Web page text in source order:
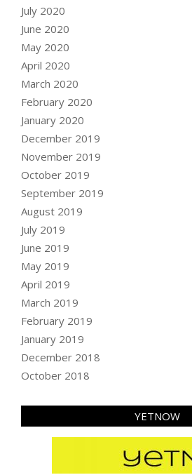
July 2020
June 2020
May 2020
April 2020
March 2020
February 2020
January 2020
December 2019
November 2019
October 2019
September 2019
August 2019
July 2019
June 2019
May 2019
April 2019
March 2019
February 2019
January 2019
December 2018
October 2018
YETNOW